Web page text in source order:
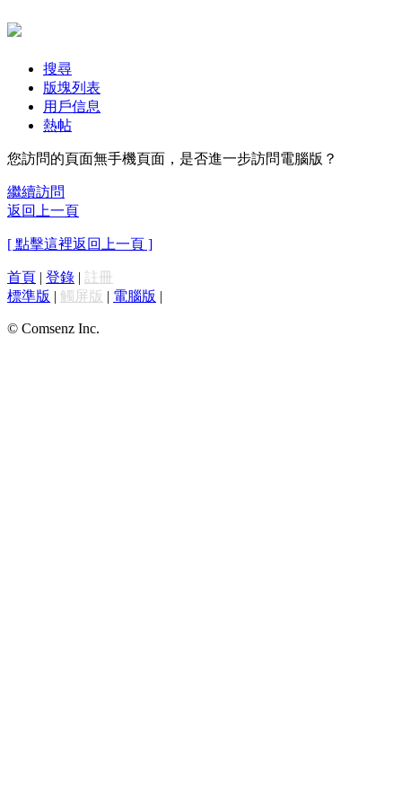
搜尋
版塊列表
用戶信息
熱帖
您訪問的頁面無手機頁面，是否進一步訪問電腦版？
繼續訪問
返回上一頁
[ 點擊這裡返回上一頁 ]
首頁 | 登錄 | 註冊
標準版 | 觸屏版 | 電腦版 |
© Comsenz Inc.